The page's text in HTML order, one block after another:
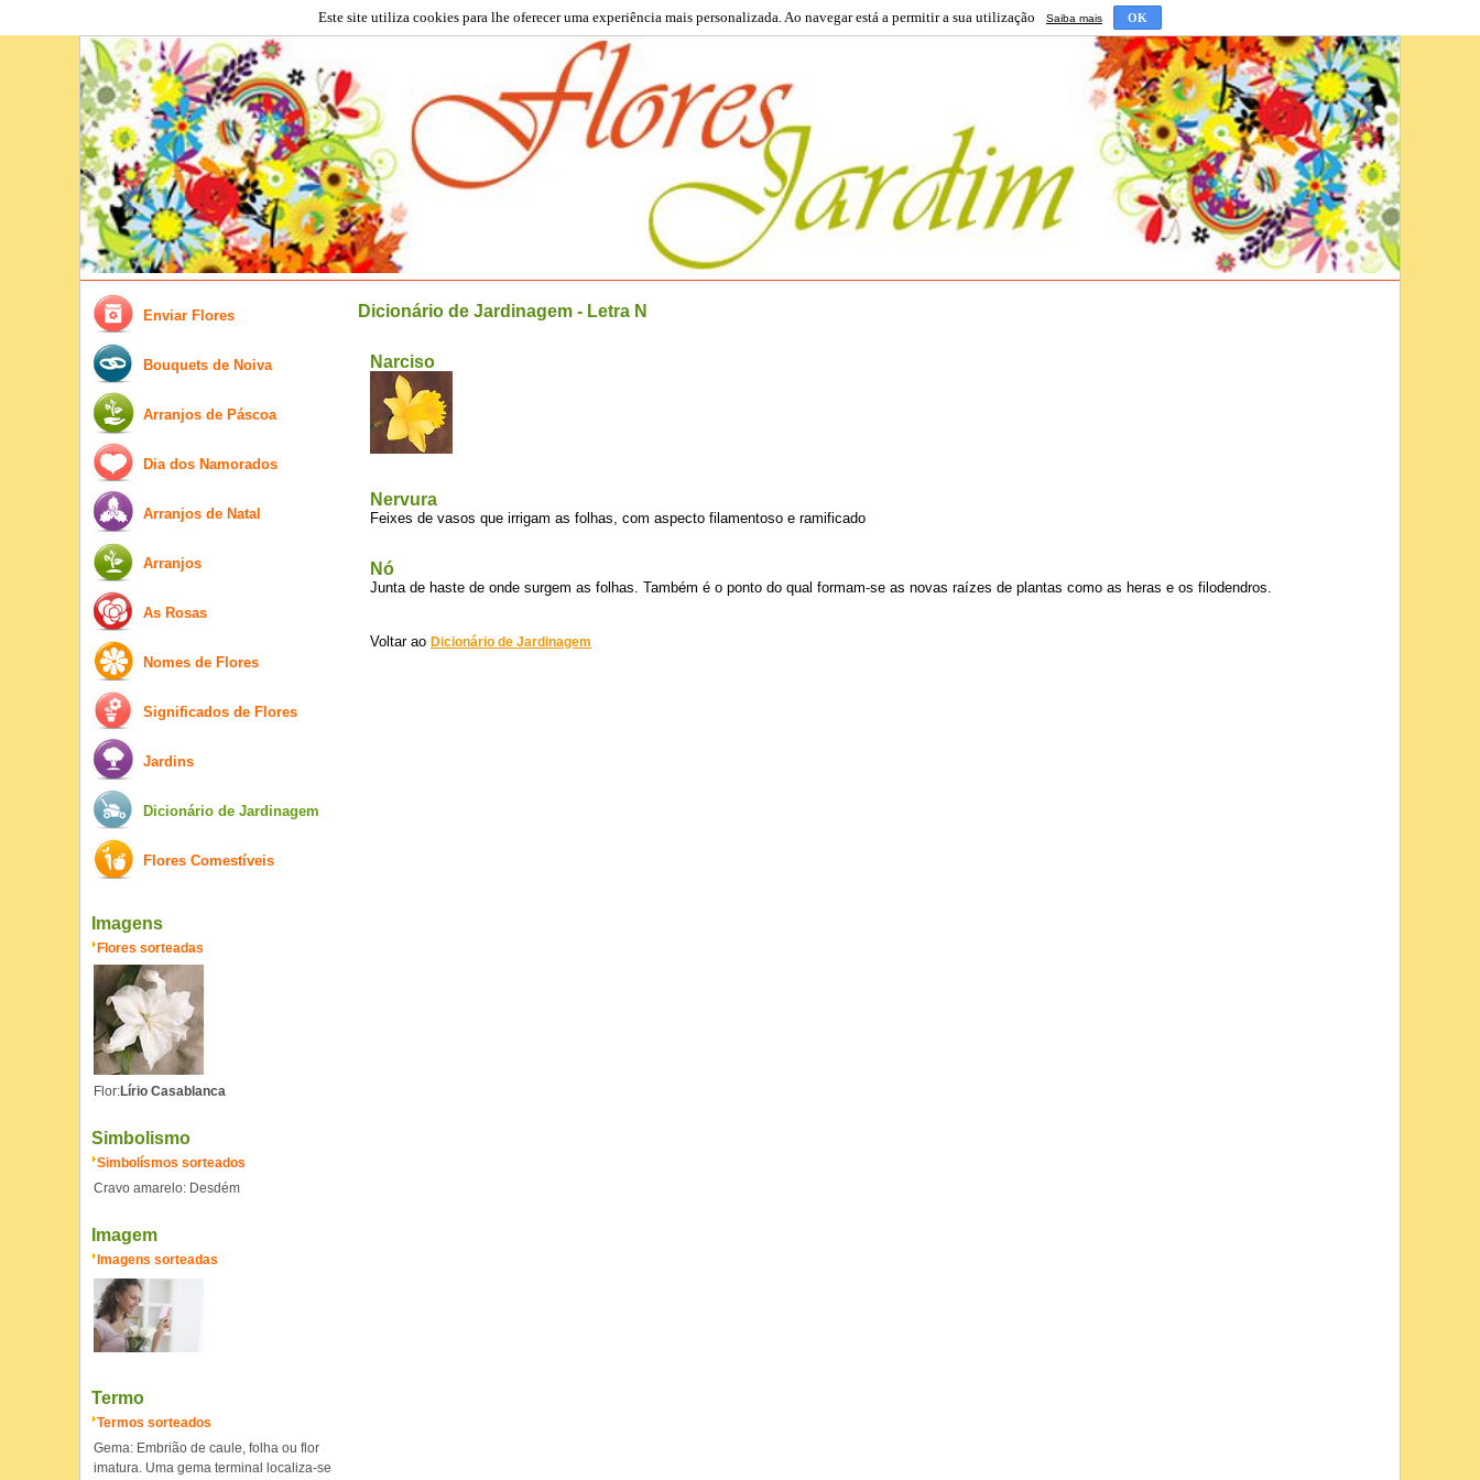
Este site utiliza cookies para lhe oferecer uma experiência mais personalizada. Ao navegar está a permitir a sua utilização Saiba mais OK
Enviar Flores
Bouquets de Noiva
Arranjos de Páscoa
Dia dos Namorados
Arranjos de Natal
Arranjos
As Rosas
Nomes de Flores
Significados de Flores
Jardins
Dicionário de Jardinagem
Flores Comestíveis
Dicionário de Jardinagem - Letra N
Narciso
Nervura
Feixes de vasos que irrigam as folhas, com aspecto filamentoso e ramificado
Nó
Junta de haste de onde surgem as folhas. Também é o ponto do qual formam-se as novas raízes de plantas como as heras e os filodendros.
Voltar ao Dicionário de Jardinagem
Imagens
Flores sorteadas
Flor:Lírio Casablanca
Simbolismo
Simbolísmos sorteados
Cravo amarelo: Desdém
Imagem
Imagens sorteadas
Termo
Termos sorteados
Gema: Embrião de caule, folha ou flor
imatura. Uma gema terminal localiza-se